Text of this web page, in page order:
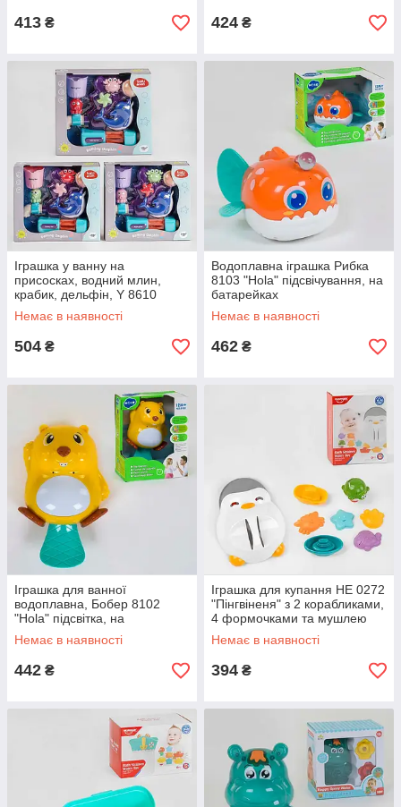
413 ₴ 424 ₴
Іграшка у ванну на
присосках, водний млин,
крабик, дельфін, Y 8610
Немає в наявності
504 ₴
Водоплавна іграшка Рибка
8103 "Hola" підсвічування, на
батарейках
Немає в наявності
462 ₴
Іграшка для ванної
водоплавна, Бобер 8102
"Hola" підсвітка, на
батарейках
Немає в наявності
442 ₴
Іграшка для купання НЕ 0272
"Пінгвіненя" з 2 корабликами,
4 формочками та мушлею
Немає в наявності
394 ₴